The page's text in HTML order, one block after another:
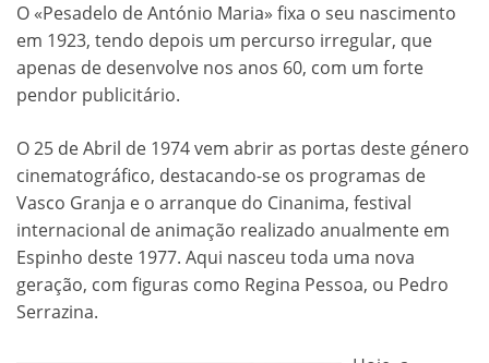
O «Pesadelo de António Maria» fixa o seu nascimento
em 1923, tendo depois um percurso irregular, que
apenas de desenvolve nos anos 60, com um forte
pendor publicitário.
O 25 de Abril de 1974 vem abrir as portas deste género
cinematográfico, destacando-se os programas de
Vasco Granja e o arranque do Cinanima, festival
internacional de animação realizado anualmente em
Espinho deste 1977. Aqui nasceu toda uma nova
geração, com figuras como Regina Pessoa, ou Pedro
Serrazina.